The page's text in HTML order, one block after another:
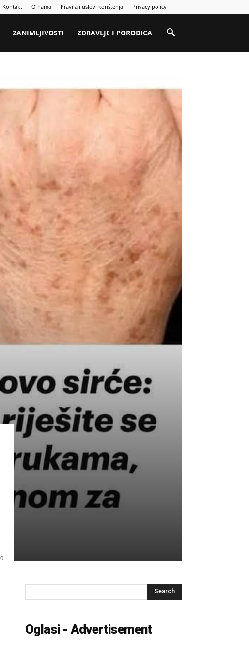
Kontakt O nama Pravila i uslovi korištenja Privacy policy
ZANIMLJIVOSTI ZDRAVLJE I PORODICA
0
Oglasi - Advertisement